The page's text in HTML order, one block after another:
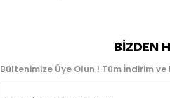
BIZDEN
Bültenimize Üye Olun ! Tüm İndirim